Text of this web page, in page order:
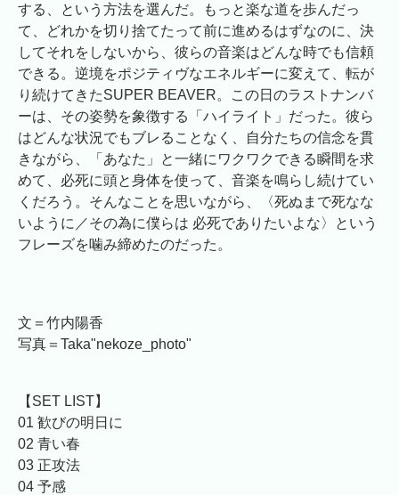
する、という方法を選んだ。もっと楽な道を歩んだっ
て、どれかを切り捨てたって前に進めるはずなのに、決
してそれをしないから、彼らの音楽はどんな時でも信頼
できる。逆境をポジティヴなエネルギーに変えて、転が
り続けてきたSUPER BEAVER。この日のラストナンバ
ーは、その姿勢を象徴する「ハイライト」だった。彼ら
はどんな状況でもブレることなく、自分たちの信念を貫
きながら、「あなた」と一緒にワクワクできる瞬間を求
めて、必死に頭と身体を使って、音楽を鳴らし続けてい
くだろう。そんなことを思いながら、〈死ぬまで死なな
いように／その為に僕らは 必死でありたいよな〉という
フレーズを噛み締めたのだった。
文＝竹内陽香
写真＝Taka"nekoze_photo"
【SET LIST】
01 歓びの明日に
02 青い春
03 正攻法
04 予感